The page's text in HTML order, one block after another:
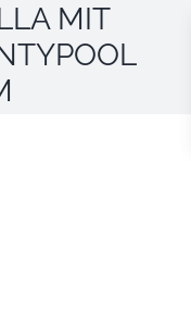
MIT